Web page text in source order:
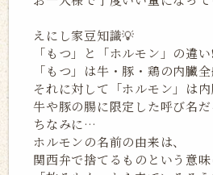
えにし家豆知識💡
「もつ」と「ホルモン」の違い
「もつ」は牛・豚・鶏の内臓全
それに対して「ホルモン」は内
牛や豚の腸に限定した呼び名だ
ちなみに…
ホルモンの名前の由来は、
関西弁で捨てるものという意味